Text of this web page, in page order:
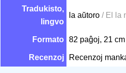
Tradukisto,
lingvo
la aŭtoro / El la
Formato 82 paĝoj, 21
Recenzoj Recenzoj